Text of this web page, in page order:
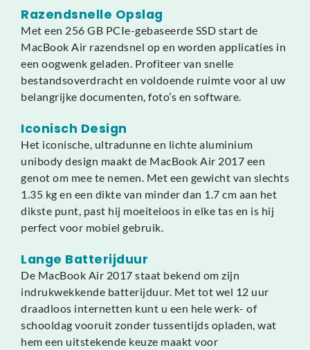
Razendsnelle Opslag
Met een 256 GB PCIe-gebaseerde SSD start de
MacBook Air razendsnel op en worden applicaties in
een oogwenk geladen. Profiteer van snelle
bestandsoverdracht en voldoende ruimte voor al uw
belangrijke documenten, foto’s en software.
Iconisch Design
Het iconische, ultradunne en lichte aluminium
unibody design maakt de MacBook Air 2017 een
genot om mee te nemen. Met een gewicht van slechts
1.35 kg en een dikte van minder dan 1.7 cm aan het
dikste punt, past hij moeiteloos in elke tas en is hij
perfect voor mobiel gebruik.
Lange Batterijduur
De MacBook Air 2017 staat bekend om zijn
indrukwekkende batterijduur. Met tot wel 12 uur
draadloos internetten kunt u een hele werk- of
schooldag vooruit zonder tussentijds opladen, wat
hem een uitstekende keuze maakt voor